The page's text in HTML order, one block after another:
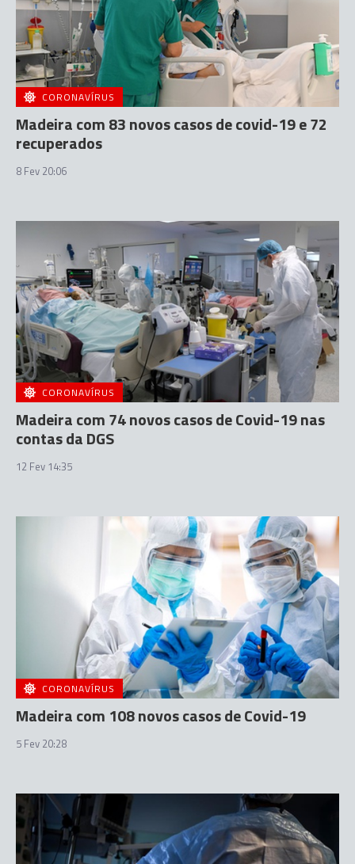
CORONAVÍRUS
Madeira com 83 novos casos de covid-19 e 72
recuperados
8 Fev 20:06
CORONAVÍRUS
Madeira com 74 novos casos de Covid-19 nas
contas da DGS
12 Fev 14:35
CORONAVÍRUS
Madeira com 108 novos casos de Covid-19
5 Fev 20:28